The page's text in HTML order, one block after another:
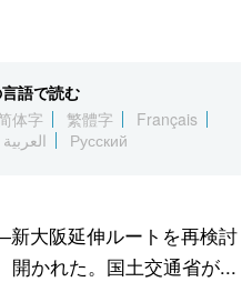
Русский
語で読む
体字 繁體字
Français
العربية Русский
大阪延伸ルートを再検討
開かれた。国土交通省が...